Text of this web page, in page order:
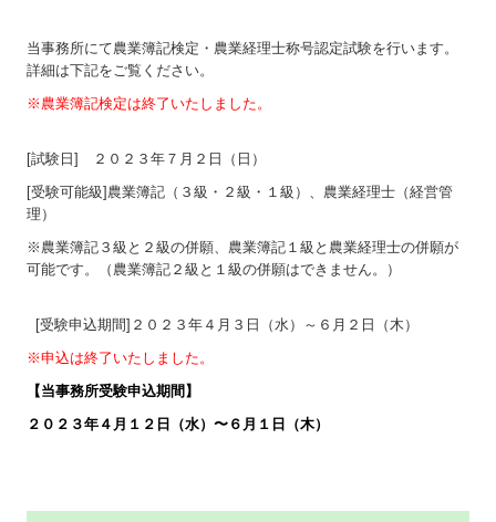
当事務所にて農業簿記検定・農業経理士称号認定試験を行います。
詳細は下記をご覧ください。
※農業簿記検定は終了いたしました。
[試験日] ２０２３年７月２日（日）
[受験可能級]農業簿記（３級・２級・１級）、農業経理士（経営管
理）
※農業簿記３級と２級の併願、農業簿記１級と農業経理士の併願が
可能です。（農業簿記２級と１級の併願はできません。）
[受験申込期間]２０２３年４月３日（水）～６月２日（木）
※申込は終了いたしました。
【当事務所受験申込期間】
２０２３年４月１２日（水）〜６月１日（木）